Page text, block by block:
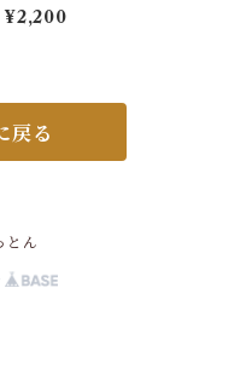
¥2,200
戻る
とん